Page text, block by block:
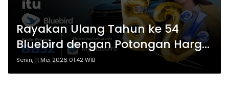
Rayakan Ulang Tahun ke 54
Bluebird dengan Potongan Harga
54 Persen dan Paket Hemat 54
Senin, 11 Mei 2026 01:42 WIB